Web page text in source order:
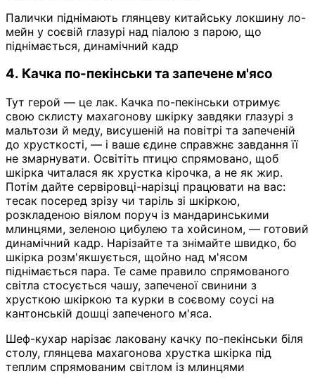
Палички піднімають глянцеву китайську локшину ло-
мейн у соєвій глазурі над піалою з парою, що
піднімається, динамічний кадр
4. Качка по-пекінськи та запечене м'ясо
Тут герой — це лак. Качка по-пекінськи отримує
свою склисту махагонову шкірку завдяки глазурі з
мальтози й меду, висушеній на повітрі та запеченій
до хрусткості, — і ваше єдине справжнє завдання її
не змарнувати. Освітіть птицю спрямовано, щоб
шкірка читалася як хрустка кірочка, а не як жир.
Потім дайте сервіровці-нарізці працювати на вас:
тесак посеред зрізу чи таріль зі шкіркою,
розкладеною віялом поруч із мандаринськими
млинцями, зеленою цибулею та хойсином, — готовий
динамічний кадр. Нарізайте та знімайте швидко, бо
шкірка розм'якшується, щойно над м'ясом
піднімається пара. Те саме правило спрямованого
світла стосується чашу, запеченої свинини з
хрусткою шкіркою та курки в соєвому соусі на
кантонській дошці запеченого м'яса.
Шеф-кухар нарізає лаковану качку по-пекінськи біля
столу, глянцева махагонова хрустка шкірка під
теплим спрямованим світлом із млинцями